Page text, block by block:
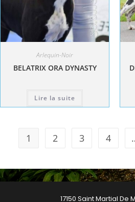
Arlequin-Noir
BELATRIX ORA DYNASTY
Lire la suite
1 2 3 4
17150 Saint Martial De